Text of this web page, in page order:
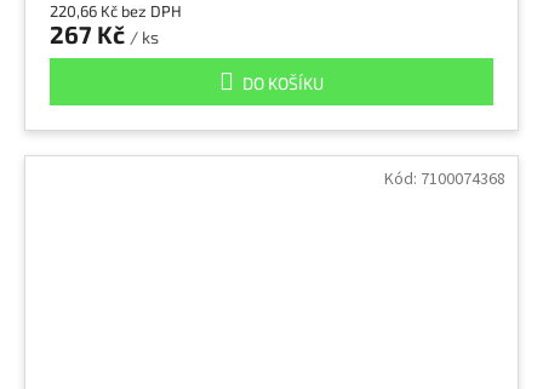
220,66 Kč bez DPH
267 Kč / ks
DO KOŠÍKU
Kód: 7100074368